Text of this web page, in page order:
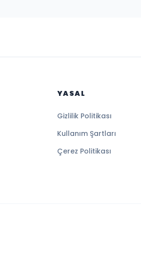
YASAL
Gizlilik Politikası
Kullanım Şartları
Çerez Politikası